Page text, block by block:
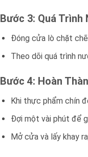
Bước 3: Quá Trình
Đóng cửa lò chặt
Theo dõi quá trình
Bước 4: Hoàn
Khi thực phẩm chín
Đợi một vài phút để
Mở cửa và lấy khay